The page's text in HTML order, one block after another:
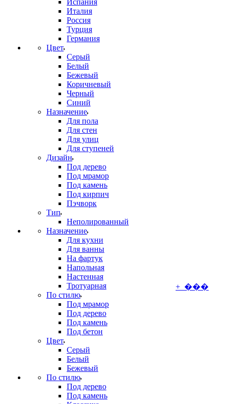
Испания
Италия
Россия
Турция
Германия
Цвет
Серый
Белый
Бежевый
Коричневый
Черный
Синий
Назначение
Для пола
Для стен
Для улиц
Для ступеней
Дизайн
Под дерево
Под мрамор
Под камень
Под кирпич
Пэчворк
Тип
Неполированный
Назначение
Для кухни
Для ванны
На фартук
Напольная
Настенная
Тротуарная
По стилю
Под мрамор
Под дерево
Под камень
Под бетон
Цвет
Серый
Белый
Бежевый
По стилю
Под дерево
Под камень
+ ���